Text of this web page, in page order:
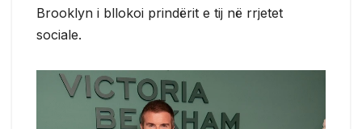
Brooklyn i bllokoi prindërit e tij në rrjetet
sociale.